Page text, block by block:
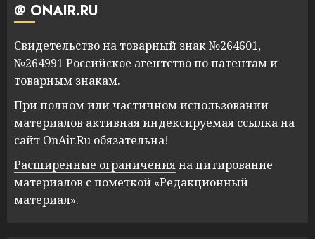
@ ONAIR.RU
Свидетельство на товарный знак №264601,
№264991 Российское агентство по патентам и
товарным знакам.
При полном или частичном использовании
материалов активная индексируемая ссылка на
сайт OnAir.Ru обязательна!
Расширенные ограниченияна цитирование
материалов с пометкой «Редакционный
материал».